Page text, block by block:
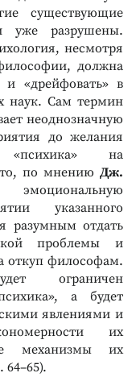
существующие
уже разрушены.
несмотря
должна
и «дрейфовать» в
наук. Сам термин
неоднозначную
до желания
«психика» на
по мнению Дж.
указанного
разумным отдать
проблемы и
откуп философам.
ограничен
а будет
явлениями и
их
механизмы их
64–65).